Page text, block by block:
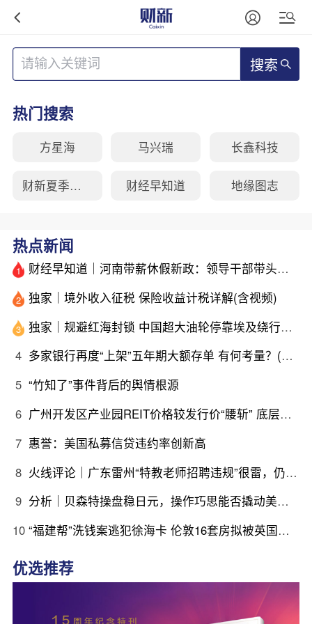
搜索
热门搜索
方星海 马兴瑞 长鑫科技
财新夏季峰会 财经早知道 地缘图志
热点新闻
1 财经早知道｜河南带薪休假新政：领导干部带头，全员应休尽休
2 独家｜境外收入征税 保险收益计税详解(含视频)
3
独家｜规避红海封锁 中国超大油轮停靠埃及绕行非洲
4
多家银行再度“上架”五年期大额存单 有何考量？(含视频)
5 “竹知了”事件背后的舆情根源
6
广州开发区产业园REIT价格较发行价“腰斩” 底层资产出租率降至67%
7 惠誉：美国私募信贷违约率创新高
8
火线评论｜广东雷州“特教老师招聘违规”很雷，仍有诸多疑点
9
分析｜贝森特操盘稳日元，操作巧思能否撬动美日货币基本面
10
“福建帮”洗钱案逃犯徐海卡 伦敦16套房拟被英国没收(含视频)
优选推荐